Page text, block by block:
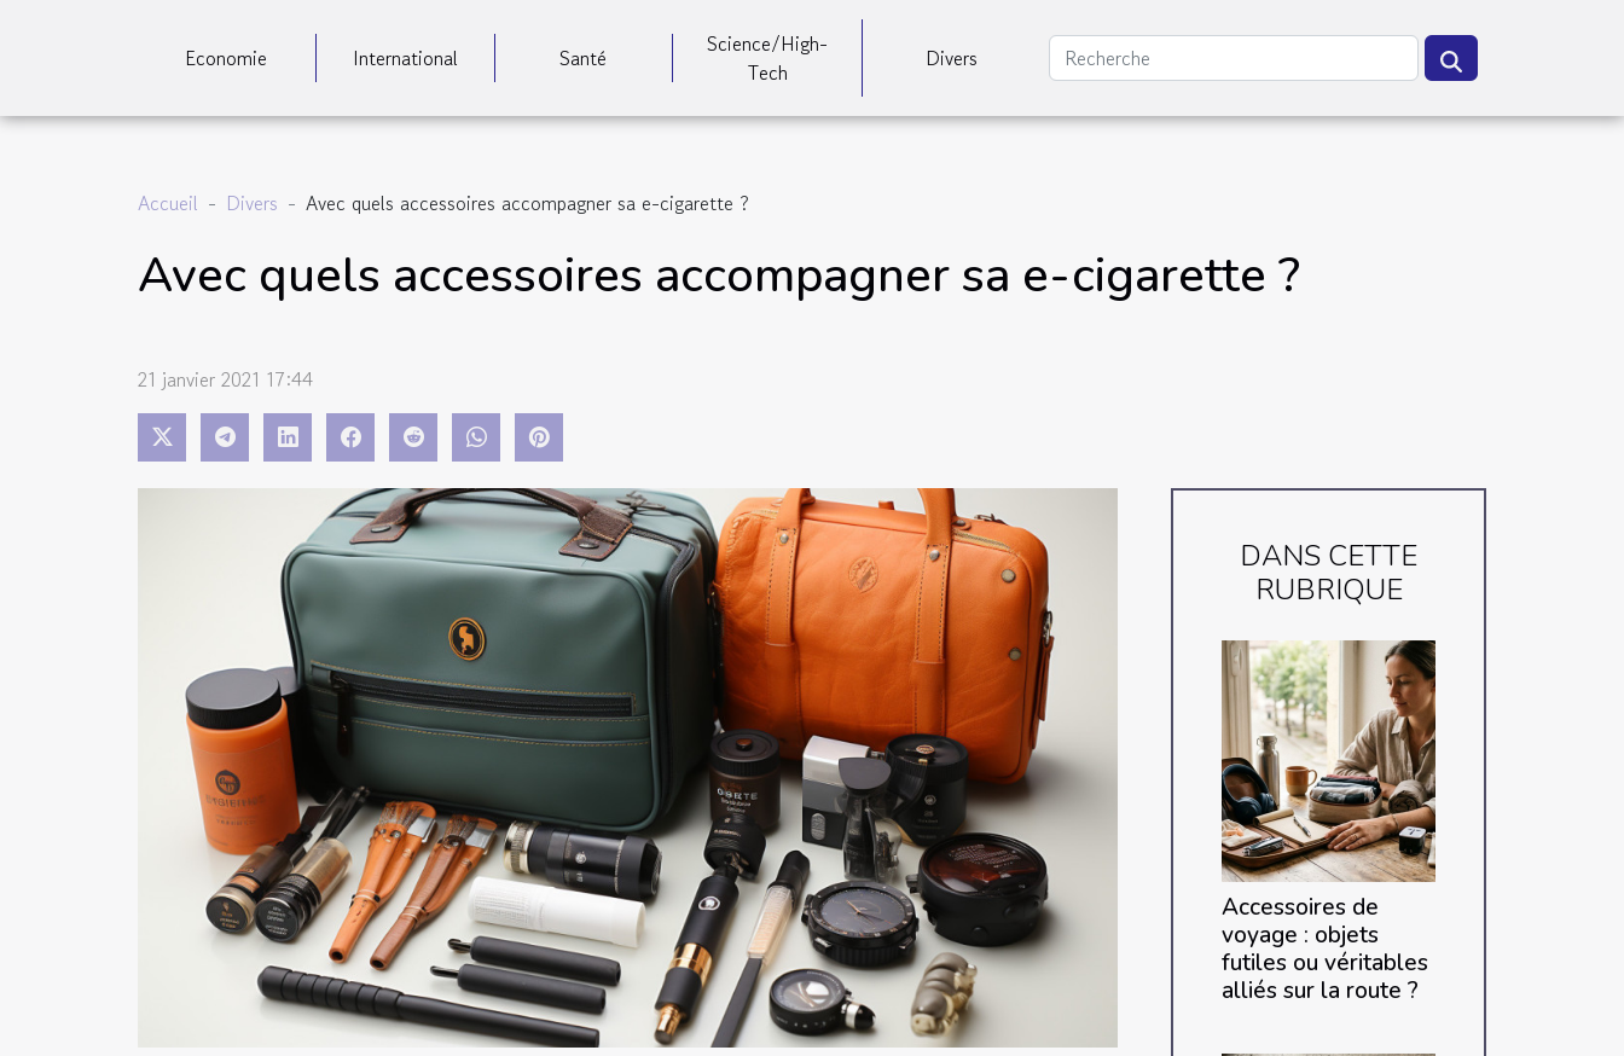
Economie International Santé
Science/High-
Tech
Divers
Accueil Divers Avec quels accessoires accompagner sa e-cigarette ?
Avec quels accessoires accompagner sa e-cigarette ?
21 janvier 2021 17:44
DANS CETTE
RUBRIQUE
Accessoires de
voyage : objets
futiles ou véritables
alliés sur la route ?